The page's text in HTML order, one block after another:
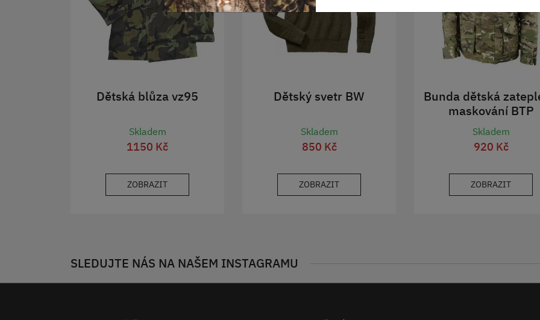
Dětská blůza vz95
Skladem
1150 Kč
ZOBRAZIT
Dětský svetr BW
Skladem
850 Kč
ZOBRAZIT
Bunda dětská
maskování BTP
Skladem
920 Kč
ZOBRAZIT
SLEDUJTE NÁS NA NAŠEM INSTAGRAMU